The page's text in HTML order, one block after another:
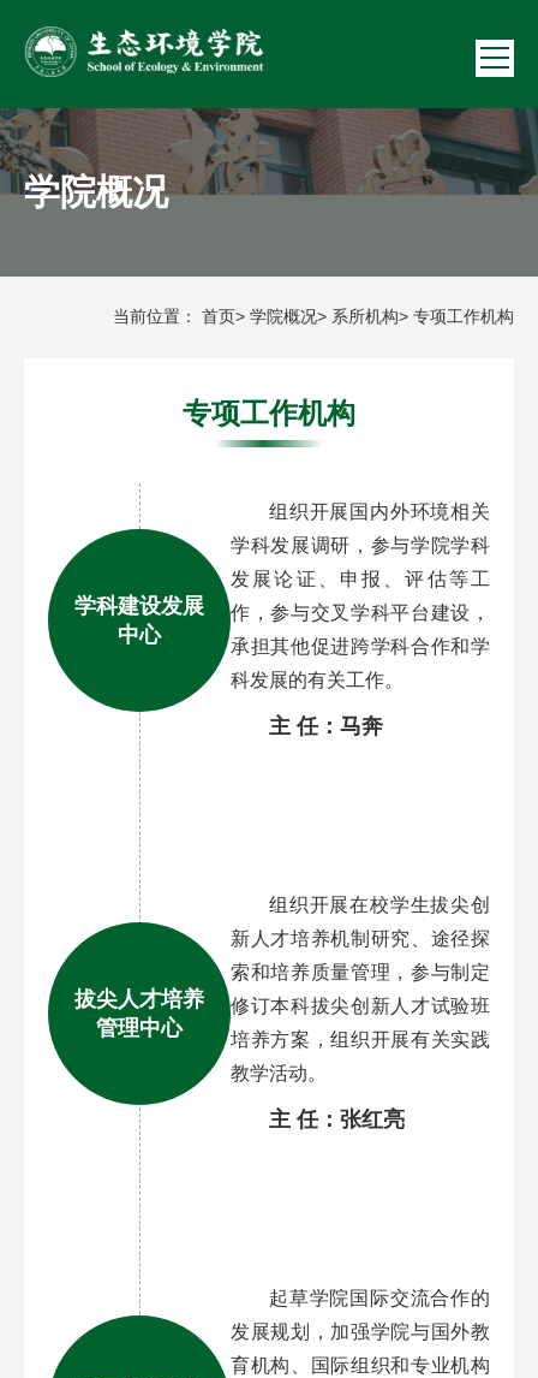
学院概况
当前位置： 首页> 学院概况> 系所机构> 专项工作机构
专项工作机构
学科建设发展
中心
组织开展国内外环境相关
学科发展调研，参与学院学科
发展论证、申报、评估等工
作，参与交叉学科平台建设，
承担其他促进跨学科合作和学
科发展的有关工作。
主 任：马奔
拔尖人才培养
管理中心
组织开展在校学生拔尖创
新人才培养机制研究、途径探
索和培养质量管理，参与制定
修订本科拔尖创新人才试验班
培养方案，组织开展有关实践
教学活动。
主 任：张红亮
起草学院国际交流合作的
发展规划，加强学院与国外教
育机构、国际组织和专业机构